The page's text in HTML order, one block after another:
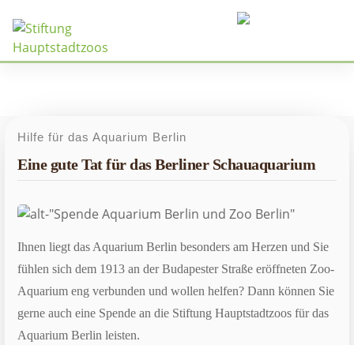
Hilfe für das Aquarium Berlin
Eine gute Tat für das Berliner Schauaquarium
Ihnen liegt das Aquarium Berlin besonders am Herzen und Sie
fühlen sich dem 1913 an der Budapester Straße eröffneten Zoo-
Aquarium eng verbunden und wollen helfen? Dann können Sie
gerne auch eine Spende an die Stiftung Hauptstadtzoos für das
Aquarium Berlin leisten.